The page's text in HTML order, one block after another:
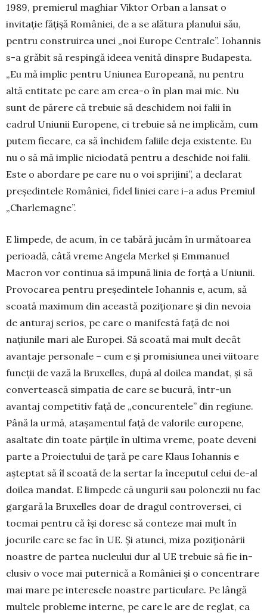
1989, premierul ma­ghiar Viktor Orban a lansat o
invitație fă­țișă României, de a se alătura planului său,
pentru construirea unei „noi Europe Centrale”. Iohannis
s-a grăbit să respingă ideea venită dinspre Budapesta.
„Eu mă im­plic pentru Uniunea Europeană, nu pen­tru
altă entitate pe care am crea-o în plan mai mic. Nu
sunt de părere că tre­buie să deschidem noi falii în
cadrul Uni­unii Europene, ci trebuie să ne implicăm, cum
putem fiecare, ca să închidem faliile deja existente. Eu
nu o să mă implic niciodată pentru a deschide noi falii.
Este o abordare pe care nu o voi spri­ji­ni”, a declarat
președintele României, fi­del liniei care i-a adus Premiul
„Charlemagne”.
E limpede, de acum, în ce tabără ju­căm în următoarea
perioadă, câtă vreme Angela Merkel și Emmanuel
Macron vor continua să impună linia de forță a Uni­unii.
Provocarea pentru președintele Io­hannis e, acum, să
scoată maximum din această poziționare și din nevoia
de anturaj serios, pe care o manifestă față de noi
națiunile mari ale Europei. Să scoată mai mult decât
avantaje personale – cum e și promisiunea unei viitoare
funcții de vază la Bruxelles, după al doilea mandat, și să
convertească simpatia de care se bucu­ră, într-un
avantaj competitiv față de „concurentele” din regiune.
Până la ur­mă, atașamentul față de valorile euro­pe­ne,
asaltate din toate părțile în ultima vre­me, poate deveni
parte a Proiectului de țară pe care Klaus Iohannis e
așteptat să îl scoată de la sertar la începutul celui de-al
doilea mandat. E limpede că un­gu­rii sau polonezii nu fac
gargară la Bruxelles doar de dragul controversei, ci
tocmai pentru că își doresc să conteze mai mult în
jocurile care se fac în UE. Și atunci, mi­za poziționării
noastre de par­tea nucle­u­lui dur al UE trebuie să fie in­
clusiv o vo­ce mai puternică a României și o con­cen­trare
mai mare pe interesele noas­tre particulare. Pe lângă
multele probleme in­terne, pe care le are de reglat, ca